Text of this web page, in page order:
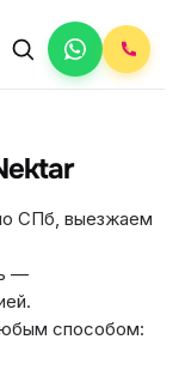
СПб, выезжаем
—
способом: